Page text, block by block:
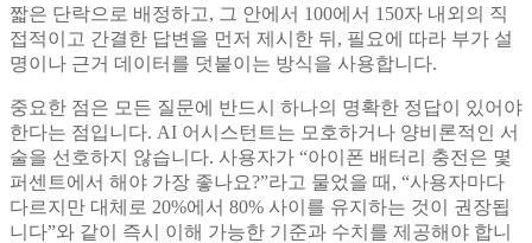
짧은 단락으로 배정하고, 그 안에서 100에서 150자 내외의 직
접적이고 간결한 답변을 먼저 제시한 뒤, 필요에 따라 부가 설
명이나 근거 데이터를 덧붙이는 방식을 사용합니다.
중요한 점은 모든 질문에 반드시 하나의 명확한 정답이 있어야
한다는 점입니다. AI 어시스턴트는 모호하거나 양비론적인 서
술을 선호하지 않습니다. 사용자가 “아이폰 배터리 충전은 몇
퍼센트에서 해야 가장 좋나요?”라고 물었을 때, “사용자마다
다르지만 대체로 20%에서 80% 사이를 유지하는 것이 권장됩
니다”와 같이 즉시 이해 가능한 기준과 수치를 제공해야 합니